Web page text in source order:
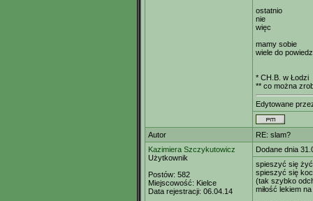
ostatnio
nie
więc
mamy sobie
wiele do
* CH.B. w Łodzi
** co można
Edytowane
Autor
RE: slam?
Kazimiera Szczykutowicz
Użytkownik
Postów: 582
Miejscowość: Kielce
Data rejestracji: 06.04.14
Dodane dnia
spieszyć się żyć
spieszyć się
(tak szybko
miłość lekiem